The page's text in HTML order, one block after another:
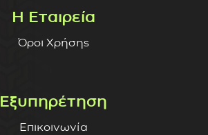
Η Εταιρεία
Όροι Χρήσης
Εξυπηρέτηση
Επικοινωνία